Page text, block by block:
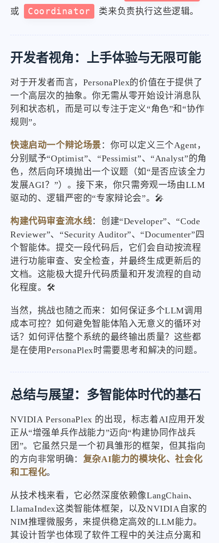
或
Coordinator 类来负责执行这些逻辑。
开发者视角：上手体验与无限可能
对于开发者而言，PersonaPlex的价值在于提供了
一个高层次的抽象。你无需从零开始设计消息队
列和状态机，而是可以专注于定义“角色”和“协作
规则”。
快速启动一个辩论场景 ：你可以定义三个Agent，
分别赋予“Optimist”、“Pessimist”、“Analyst”的角
色，然后向环境抛出一个议题（如“是否应该全力
发展AGI？”）。接下来，你只需旁观一场由LLM
驱动的、逻辑严密的“专家辩论会”。🎤
构建代码审查流水线：创建“Developer”、“Code
Reviewer”、“Security Auditor”、“Documenter”四
个智能体。提交一段代码后，它们会自动按流程
进行功能审查、安全检查，并最终生成更新后的
文档。这能极大提升代码质量和开发流程的自动
化程度。🛠️
当然，挑战也随之而来：如何保证多个LLM调用
成本可控？如何避免智能体陷入无意义的循环对
话？如何评估整个系统的最终输出质量？这些都
是在使用PersonaPlex时需要思考和解决的问题。
总结与展望：多智能体时代的基石
NVIDIA PersonaPlex 的出现，标志着AI应用开发
正从“增强单兵作战能力”迈向“构建协同作战兵
团”。它虽然只是一个初具雏形的框架，但其指向
的方向非常明确： 复杂AI能力的模块化、社会化
和工程化。
从技术栈来看，它必然深度依赖像LangChain、
LlamaIndex这类智能体框架，以及NVIDIA自家的
NIM推理微服务，来提供稳定高效的LLM能力。
其设计哲学也体现了软件工程中的关注点分离和